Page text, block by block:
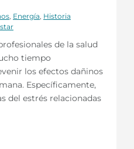
Energía Historia
de la salud
tiempo
los efectos dañinos
Específicamente,
del estrés relacionadas